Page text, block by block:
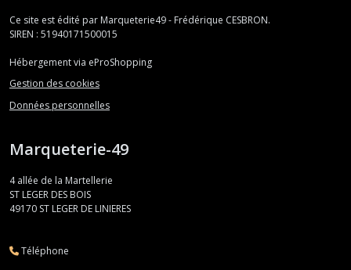
Ce site est édité par Marqueterie49 - Frédérique CESBRON.
SIREN : 51940171500015
Hébergement via eProShopping
Gestion des cookies
Données personnelles
Marqueterie-49
4 allée de la Martellerie
ST LEGER DES BOIS
49170 ST LEGER DE LINIERES
Téléphone